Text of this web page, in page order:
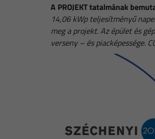
A PROJEKT tatalmának
14,06 kWp teljesítményű
meg a projekt. Az épület és
verseny – és piacképessége.